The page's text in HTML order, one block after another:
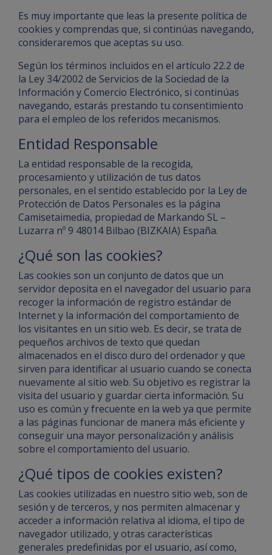
Es muy importante que leas la presente política de
cookies y comprendas que, si continúas navegando,
consideraremos que aceptas su uso.
Según los términos incluidos en el artículo 22.2 de
la Ley 34/2002 de Servicios de la Sociedad de la
Información y Comercio Electrónico, si continúas
navegando, estarás prestando tu consentimiento
para el empleo de los referidos mecanismos.
Entidad Responsable
La entidad responsable de la recogida,
procesamiento y utilización de tus datos
personales, en el sentido establecido por la Ley de
Protección de Datos Personales es la página
Camisetaimedia, propiedad de Markando SL –
Luzarra nº 9 48014 Bilbao (BIZKAIA) España.
¿Qué son las cookies?
Las cookies son un conjunto de datos que un
servidor deposita en el navegador del usuario para
recoger la información de registro estándar de
Internet y la información del comportamiento de
los visitantes en un sitio web. Es decir, se trata de
pequeños archivos de texto que quedan
almacenados en el disco duro del ordenador y que
sirven para identificar al usuario cuando se conecta
nuevamente al sitio web. Su objetivo es registrar la
visita del usuario y guardar cierta información. Su
uso es común y frecuente en la web ya que permite
a las páginas funcionar de manera más eficiente y
conseguir una mayor personalización y análisis
sobre el comportamiento del usuario.
¿Qué tipos de cookies existen?
Las cookies utilizadas en nuestro sitio web, son de
sesión y de terceros, y nos permiten almacenar y
acceder a información relativa al idioma, el tipo de
navegador utilizado, y otras características
generales predefinidas por el usuario, así como,